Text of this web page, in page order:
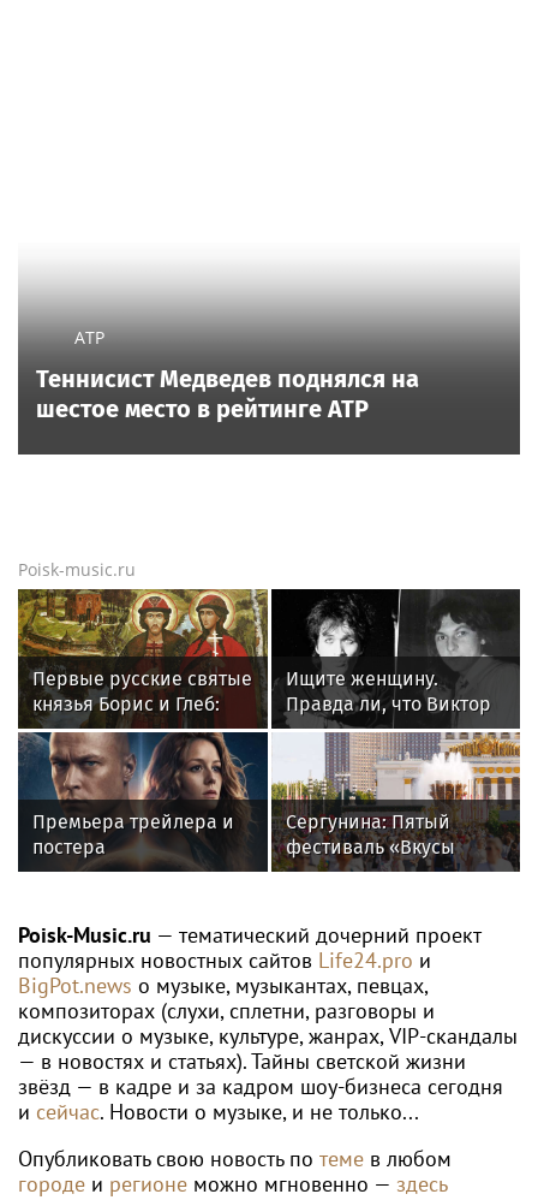
ATP
Теннисист Медведев поднялся на
шестое место в рейтинге ATP
Poisk-music.ru
Первые русские святые
князья Борис и Глеб:
история гибели и
почему их почитают до
сих пор
Ищите женщину.
Правда ли, что Виктор
Цой был влюблен в
жену Майка Науменко?
Премьера трейлера и
постера
фантастического
планета»
Сергунина: Пятый
фестиваль «Вкусы
России» пройдет в
Poisk-Music.ru — тематический дочерний проект
популярных новостных сайтов Life24.pro и
BigPot.news о музыке, музыкантах, певцах,
композиторах (слухи, сплетни, разговоры и
дискуссии о музыке, культуре, жанрах, VIP-скандалы
— в новостях и статьях). Тайны светской жизни
звёзд — в кадре и за кадром шоу-бизнеса сегодня
и сейчас. Новости о музыке, и не только...
Опубликовать свою новость по теме в любом
городе и регионе можно мгновенно — здесь